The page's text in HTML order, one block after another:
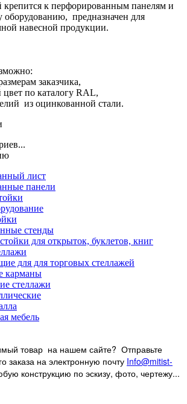
к перфорированным панелям и
оборудованию, предназначен для
навесной продукции.
заказчика,
по каталогу RAL,
из оцинкованной стали.
лист
панели
стенды
для открыток, буклетов, книг
для для торговых стеллажей
карманы
стеллажи
мебель
товар на нашем сайте? Отправьте
заказа на электронную почту Info@mitist-
конструкцию по эскизу, фото, чертежу...